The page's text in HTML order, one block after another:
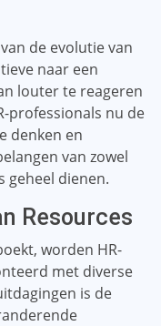
de evolutie van
naar een
louter te reageren
professionals nu de
denken en
van zowel
geheel dienen.
Resources
worden HR-
met diverse
is de